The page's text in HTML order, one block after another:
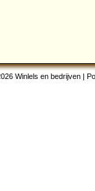
Winlels en bedrijven |